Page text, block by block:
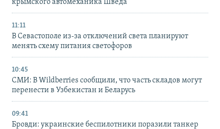
крымского автомеханика Шведа
11:11
В Севастополе из-за отключений света планируют
менять схему питания светофоров
10:45
СМИ: В Wildberries сообщили, что часть складов могут
перенести в Узбекистан и Беларусь
09:41
Бровди: украинские беспилотники поразили танкер